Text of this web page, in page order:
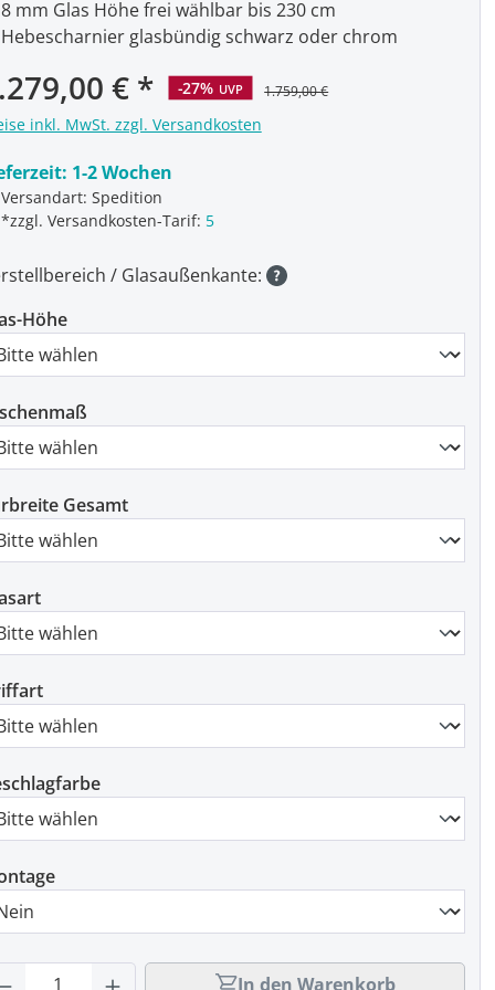
€ -27% UVP 1.759,00 €
inkl. MwSt. zzgl. Versandkosten
1-2 Wochen
Versandart: Spedition
*zzgl. Versandkosten-Tarif: 5
8 mm Glas Höhe frei wählbar bis 230 cm
Hebescharnier glasbündig schwarz oder chrom
/ Glasaußenkante:
Höhe
Gesamt
Anzahl: Gib den gewünschten
In den Warenkorb